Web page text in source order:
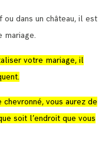
dans un château, il est
votre mariage, il
vous aurez de
soit l’endroit que vous